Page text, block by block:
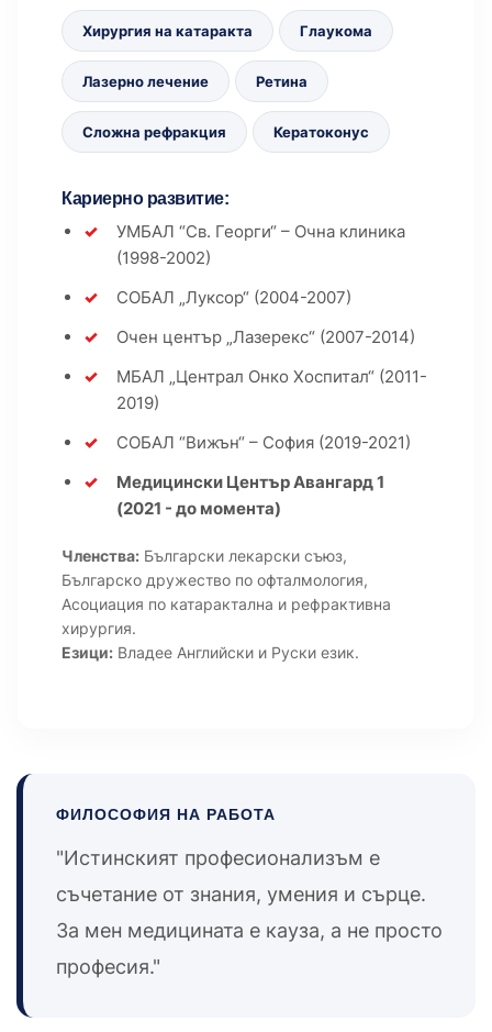
Хирургия на катаракта Глаукома
Лазерно лечение Ретина
Сложна рефракция Кератоконус
Кариерно развитие:
УМБАЛ “Св. Георги“ – Очна клиника
(1998-2002)
СОБАЛ „Луксор“ (2004-2007)
Очен център „Лазерекс“ (2007-2014)
МБАЛ „Централ Онко Хоспитал“ (2011-
2019)
СОБАЛ “Вижън“ – София (2019-2021)
Медицински Център Авангард 1
(2021 - до момента)
Членства: Български лекарски съюз,
Българско дружество по офталмология,
Асоциация по катарактална и рефрактивна
хирургия.
Езици: Владее Английски и Руски език.
ФИЛОСОФИЯ НА РАБОТА
"Истинският професионализъм е
съчетание от знания, умения и сърце.
За мен медицината е кауза, а не просто
професия."